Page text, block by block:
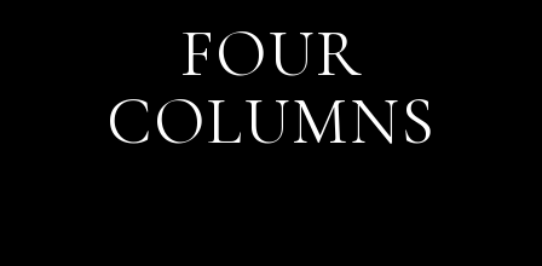
FOUR
COLUMNS